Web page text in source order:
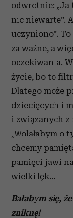
odwrotnie: „Ja
nic niewarte”.
uczyniono”. To
za ważne, a
oczekiwania.
życie, bo to
Dlatego może
dziecięcych i
i związanych z
„Wolałabym o
chcemy
pamięci jawi
wielki lęk…
Bałabym się,
zniknę!